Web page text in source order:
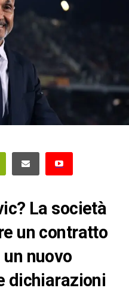
La società
un contratto
nuovo
dichiarazioni